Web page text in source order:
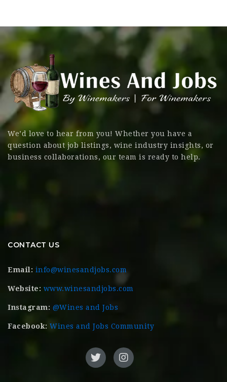
We’d love to hear from you! Whether you have a
question about job listings, wine industry insights, or
business collaborations, our team is ready to help.
CONTACT US
Email: info@winesandjobs.com
Website: www.winesandjobs.com
Instagram: @Wines and Jobs
Facebook: Wines and Jobs Community